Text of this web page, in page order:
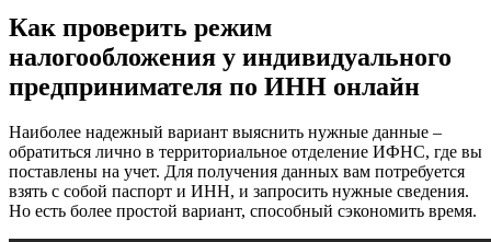
Как проверить режим
налогообложения у индивидуального
предпринимателя по ИНН онлайн
Наиболее надежный вариант выяснить нужные данные –
обратиться лично в территориальное отделение ИФНС, где вы
поставлены на учет. Для получения данных вам потребуется
взять с собой паспорт и ИНН, и запросить нужные сведения.
Но есть более простой вариант, способный сэкономить время.